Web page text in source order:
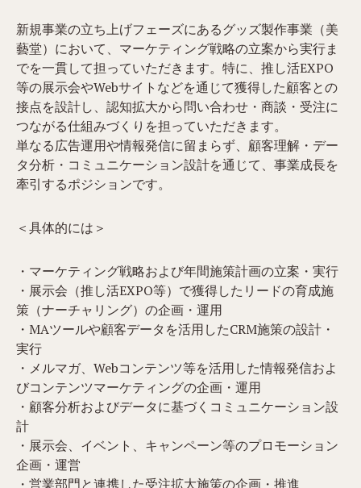
新規事業の立ち上げフェーズにあるグッズ製作事業（美
藝堂）において、マーケティング戦略の立案から実行ま
でを一貫して担っていただきます。特に、推し活EXPO
等の展示会やWebサイトなどを通じて獲得した顧客との
接点を設計し、認知拡大から問い合わせ・商談・受注に
つながる仕組みづくりを担っていただきます。
単なる広告運用や情報発信に留まらず、顧客理解・デー
タ分析・コミュニケーション設計を通じて、事業成長を
牽引するポジションです。
＜具体的には＞
・マーケティング戦略および年間施策計画の立案・実行
・展示会（推し活EXPO等）で獲得したリードの育成施
策（ナーチャリング）の企画・運用
・MAツールや顧客データを活用したCRM施策の設計・
実行
・メルマガ、Webコンテンツ等を活用した情報発信およ
びコンテンツマーケティングの企画・運用
・顧客分析およびデータに基づくコミュニケーション設
計
・展示会、イベント、キャンペーン等のプロモーション
企画・運営
・営業部門と連携した受注拡大施策の企画・推進